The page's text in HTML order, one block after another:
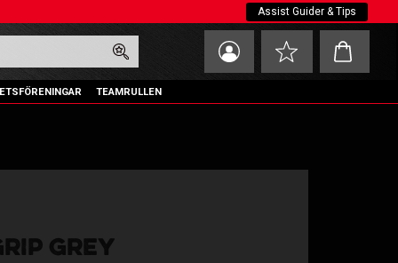
Assist Guider & Tips
Favoriter
Kundvagn
TEAMRULLEN
GREY